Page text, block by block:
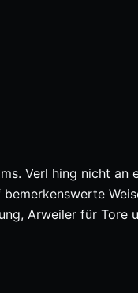
Verl hing nicht an
Arweiler für Tore